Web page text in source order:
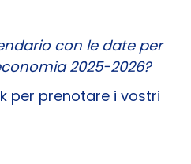
con le date per
2025-2026?
per prenotare i vostri